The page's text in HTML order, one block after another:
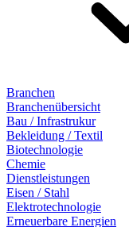
Branchen
Branchenübersicht
Bau / Infrastrukur
Bekleidung / Textil
Biotechnologie
Chemie
Dienstleistungen
Eisen / Stahl
Elektrotechnologie
Erneuerbare Energien